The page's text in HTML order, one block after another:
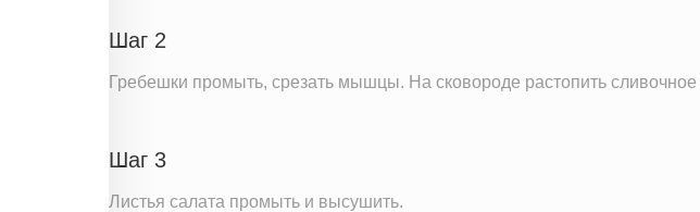
Шаг 2
Гребешки промыть, срезать мышцы. На сковороде растопить
Шаг 3
Листья салата промыть и высушить.